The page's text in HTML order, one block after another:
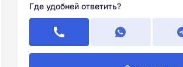
Где удобней ответить?